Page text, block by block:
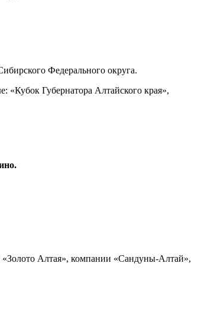
Федерального округа.
Губернатора Алтайского края»,
Алтая», компании «Сандуны-Алтай»,